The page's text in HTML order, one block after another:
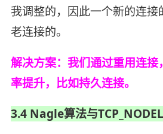
我调整的，因此一个新的连接
老连接的。
解决方案：我们通过重用连接
率提升，比如持久连接。
3.4 Nagle算法与